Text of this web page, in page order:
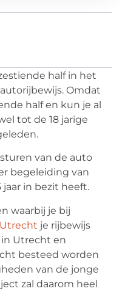
half in het
Omdat
half en kun je al
tot de 18 jarige
van de auto
begeleiding van
jaar in bezit heeft.
waarbij je bij
je rijbewijs
in Utrecht en
besteed worden
van de jonge
zal daarom heel